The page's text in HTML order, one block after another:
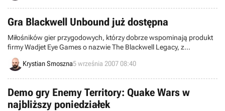
mianowicie Aerosmith!
Gra Blackwell Unbound już dostępna
Miłośników gier przygodowych, którzy dobrze wspominają produkt
firmy Wadjet Eye Games o nazwie The Blackwell Legacy, z
pewnością ucieszy informacja, że na rynku pojawił się prequel
tamtego programu, noszący tytuł Blackwell Unbound.
Krystian Smoszna5 września 2007 08:40
Demo gry Enemy Territory: Quake Wars w
najbliższy poniedziałek